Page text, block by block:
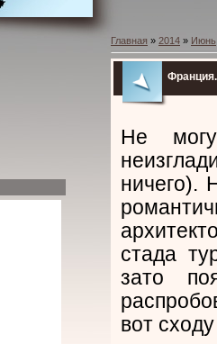
Главная » 2014 » Июнь
Не
ничего).
стада
зато
вот